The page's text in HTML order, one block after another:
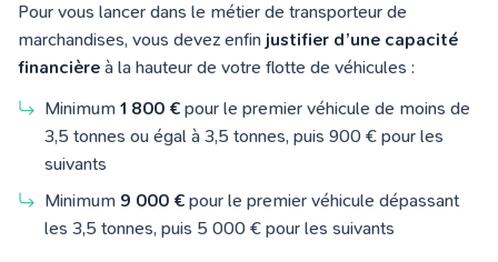
Pour vous lancer dans le métier de transporteur de
marchandises, vous devez enfin justifier d’une capacité
financière à la hauteur de votre flotte de véhicules :
Minimum 1 800 € pour le premier véhicule de moins de
3,5 tonnes ou égal à 3,5 tonnes, puis 900 € pour les
suivants
Minimum 9 000 € pour le premier véhicule dépassant
les 3,5 tonnes, puis 5 000 € pour les suivants